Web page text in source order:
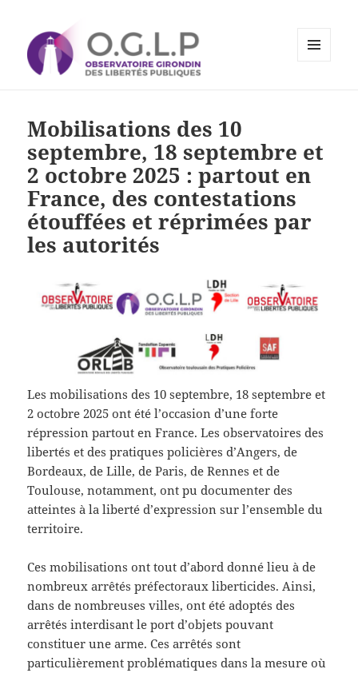
Libertés Publiques
Mobilisations des 10
septembre, 18 septembre et
2 octobre 2025 : partout en
France, des contestations
étouffées et réprimées par
les autorités
Les mobilisations des 10 septembre, 18 septembre et
2 octobre 2025 ont été l’occasion d’une forte
répression partout en France. Les observatoires des
libertés et des pratiques policières d’Angers, de
Bordeaux, de Lille, de Paris, de Rennes et de
Toulouse, notamment, ont pu documenter des
atteintes à la liberté d’expression sur l’ensemble du
territoire.
Ces mobilisations ont tout d’abord donné lieu à de
nombreux arrêtés préfectoraux liberticides. Ainsi,
dans de nombreuses villes, ont été adoptés des
arrêtés interdisant le port d’objets pouvant
constituer une arme. Ces arrêtés sont
particulièrement problématiques dans la mesure où